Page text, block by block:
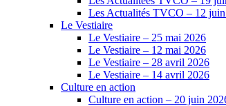
Les Actualités TVCO – 12
Le Vestiaire
Le Vestiaire – 25 mai 2026
Le Vestiaire – 12 mai 2026
Le Vestiaire – 28 avril 2026
Le Vestiaire – 14 avril 2026
Culture en action
Culture en action – 20 juin